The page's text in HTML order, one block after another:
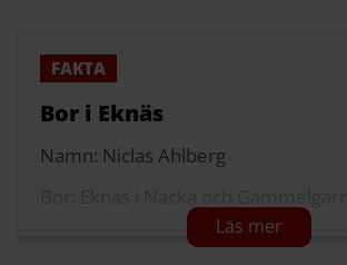
Bor i Eknäs
Namn: Niclas Ahlberg